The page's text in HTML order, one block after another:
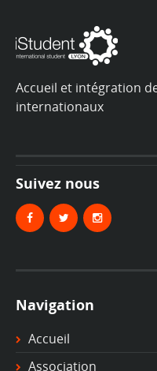
Accueil et intégration
internationaux
Suivez nous
Navigation
Accueil
Association